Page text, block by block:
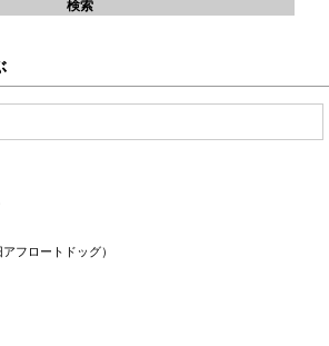
フロートドッグ）